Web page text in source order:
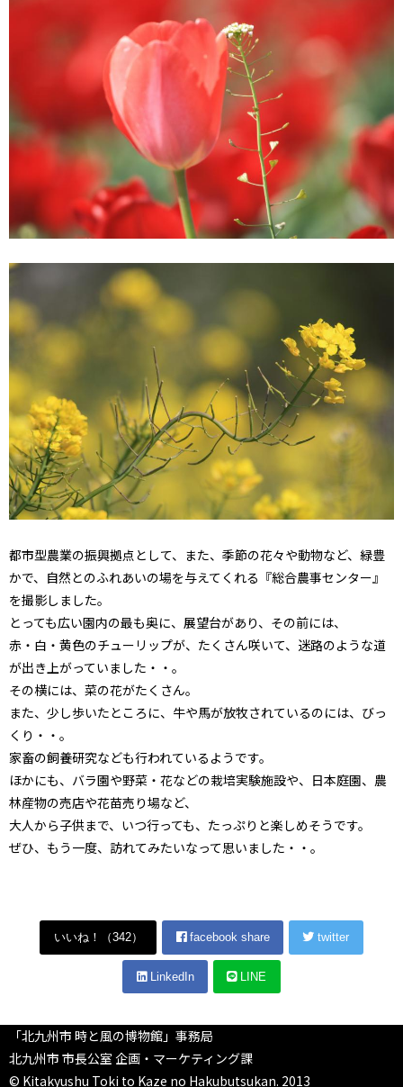
都市型農業の振興拠点として、また、季節の花々や動物など、緑豊
かで、自然とのふれあいの場を与えてくれる『総合農事センター』
を撮影しました。
とっても広い園内の最も奥に、展望台があり、その前には、
赤・白・黄色のチューリップが、たくさん咲いて、迷路のような道
が出き上がっていました・・。
その横には、菜の花がたくさん。
また、少し歩いたところに、牛や馬が放牧されているのには、びっ
くり・・。
家畜の飼養研究なども行われているようです。
ほかにも、バラ園や野菜・花などの栽培実験施設や、日本庭園、農
林産物の売店や花苗売り場など、
大人から子供まで、いつ行っても、たっぷりと楽しめそうです。
ぜひ、もう一度、訪れてみたいなって思いました・・。
いいね！（342） facebook share twitter
LinkedIn LINE
「北九州市 時と風の博物館」事務局
北九州市 市長公室 企画・マーケティング課
© Kitakyushu Toki to Kaze no Hakubutsukan. 2013